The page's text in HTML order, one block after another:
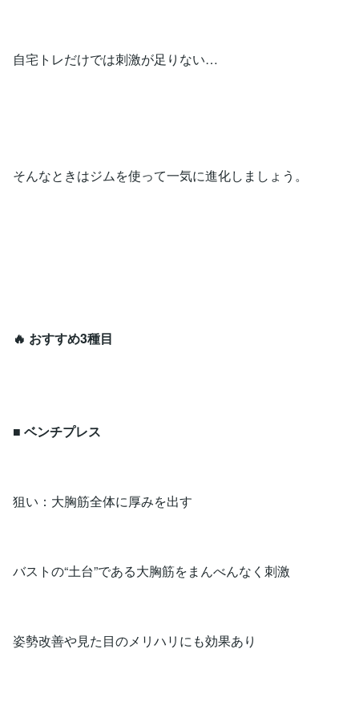
自宅トレだけでは刺激が足りない…
そんなときはジムを使って一気に進化しましょう。
🔥 おすすめ3種目
■ ベンチプレス
狙い：大胸筋全体に厚みを出す
バストの“土台”である大胸筋をまんべんなく刺激
姿勢改善や見た目のメリハリにも効果あり